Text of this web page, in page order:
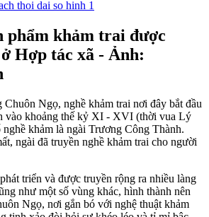
phẩm khảm trai được
Hợp tác xã - Ảnh:
Chuôn Ngọ, nghề khảm trai nơi đây bắt đầu
vào khoảng thế kỷ XI - XVI (thời vua Lý
khảm là ngài Trương Công Thành.
ngài đã truyền nghề khảm trai cho người
triển và được truyền rộng ra nhiều làng
như một số vùng khác, hình thành nên
Ngọ, nơi gắn bó với nghệ thuật khảm